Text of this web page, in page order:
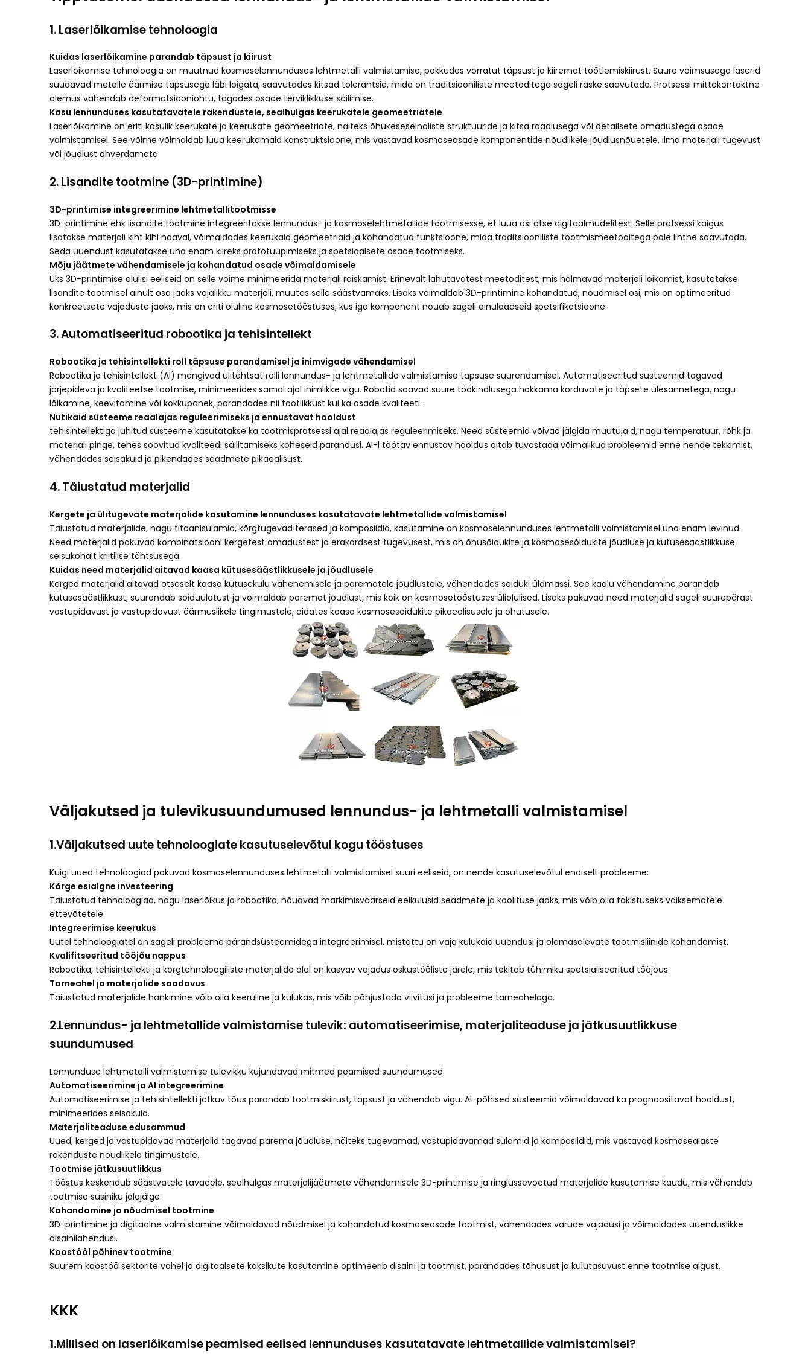
1. Laserlõikamise tehnoloogia
Kuidas laserlõikamine parandab täpsust ja kiirust
Laserlõikamise tehnoloogia on muutnud kosmoselennunduses lehtmetalli valmistamise, pakkudes võrratut täpsust ja kiiremat töötlemiskiirust. Suure võimsusega laserid
suudavad metalle äärmise täpsusega läbi lõigata, saavutades kitsad tolerantsid, mida on traditsiooniliste meetoditega sageli raske saavutada. Protsessi mittekontaktne
olemus vähendab deformatsiooniohtu, tagades osade terviklikkuse säilimise.
Kasu lennunduses kasutatavatele rakendustele, sealhulgas keerukatele geomeetriatele
Laserlõikamine on eriti kasulik keerukate ja keerukate geomeetriate, näiteks õhukeseseinaliste struktuuride ja kitsa raadiusega või detailsete omadustega osade
valmistamisel. See võime võimaldab luua keerukamaid konstruktsioone, mis vastavad kosmoseosade komponentide nõudlikele jõudlusnõuetele, ilma materjali tugevust
või jõudlust ohverdamata.
2. Lisandite tootmine (3D-printimine)
3D-printimise integreerimine lehtmetallitootmisse
3D-printimine ehk lisandite tootmine integreeritakse lennundus- ja kosmoselehtmetallide tootmisesse, et luua osi otse digitaalmudelitest. Selle protsessi käigus
lisatakse materjali kiht kihi haaval, võimaldades keerukaid geomeetriaid ja kohandatud funktsioone, mida traditsiooniliste tootmismeetoditega pole lihtne saavutada.
Seda uuendust kasutatakse üha enam kiireks prototüüpimiseks ja spetsiaalsete osade tootmiseks.
Mõju jäätmete vähendamisele ja kohandatud osade võimaldamisele
Üks 3D-printimise olulisi eeliseid on selle võime minimeerida materjali raiskamist. Erinevalt lahutavatest meetoditest, mis hõlmavad materjali lõikamist, kasutatakse
lisandite tootmisel ainult osa jaoks vajalikku materjali, muutes selle säästvamaks. Lisaks võimaldab 3D-printimine kohandatud, nõudmisel osi, mis on optimeeritud
konkreetsete vajaduste jaoks, mis on eriti oluline kosmosetööstuses, kus iga komponent nõuab sageli ainulaadseid spetsifikatsioone.
3. Automatiseeritud robootika ja tehisintellekt
Robootika ja tehisintellekti roll täpsuse parandamisel ja inimvigade vähendamisel
Robootika ja tehisintellekt (AI) mängivad ülitähtsat rolli lennundus- ja lehtmetallide valmistamise täpsuse suurendamisel. Automatiseeritud süsteemid tagavad
järjepideva ja kvaliteetse tootmise, minimeerides samal ajal inimlikke vigu. Robotid saavad suure töökindlusega hakkama korduvate ja täpsete ülesannetega, nagu
lõikamine, keevitamine või kokkupanek, parandades nii tootlikkust kui ka osade kvaliteeti.
Nutikaid süsteeme reaalajas reguleerimiseks ja ennustavat hooldust
tehisintellektiga juhitud süsteeme kasutatakse ka tootmisprotsessi ajal reaalajas reguleerimiseks. Need süsteemid võivad jälgida muutujaid, nagu temperatuur, rõhk ja
materjali pinge, tehes soovitud kvaliteedi säilitamiseks koheseid parandusi. AI-l töötav ennustav hooldus aitab tuvastada võimalikud probleemid enne nende tekkimist,
vähendades seisakuid ja pikendades seadmete pikaealisust.
4. Täiustatud materjalid
Kergete ja ülitugevate materjalide kasutamine lennunduses kasutatavate lehtmetallide valmistamisel
Täiustatud materjalide, nagu titaanisulamid, kõrgtugevad terased ja komposiidid, kasutamine on kosmoselennunduses lehtmetalli valmistamisel üha enam levinud.
Need materjalid pakuvad kombinatsiooni kergetest omadustest ja erakordsest tugevusest, mis on õhusõidukite ja kosmosesõidukite jõudluse ja kütusesäästlikkuse
seisukohalt kriitilise tähtsusega.
Kuidas need materjalid aitavad kaasa kütusesäästlikkusele ja jõudlusele
Kerged materjalid aitavad otseselt kaasa kütusekulu vähenemisele ja parematele jõudlustele, vähendades sõiduki üldmassi. See kaalu vähendamine parandab
kütusesäästlikkust, suurendab sõiduulatust ja võimaldab paremat jõudlust, mis kõik on kosmosetööstuses üliolulised. Lisaks pakuvad need materjalid sageli suurepärast
vastupidavust ja vastupidavust äärmuslikele tingimustele, aidates kaasa kosmosesõidukite pikaealisusele ja ohutusele.
Väljakutsed ja tulevikusuundumused lennundus- ja lehtmetalli valmistamisel
1.Väljakutsed uute tehnoloogiate kasutuselevõtul kogu tööstuses
Kuigi uued tehnoloogiad pakuvad kosmoselennunduses lehtmetalli valmistamisel suuri eeliseid, on nende kasutuselevõtul endiselt probleeme:
Kõrge esialgne investeering
Täiustatud tehnoloogiad, nagu laserlõikus ja robootika, nõuavad märkimisväärseid eelkulusid seadmete ja koolituse jaoks, mis võib olla takistuseks väiksematele
ettevõtetele.
Integreerimise keerukus
Uutel tehnoloogiatel on sageli probleeme pärandsüsteemidega integreerimisel, mistõttu on vaja kulukaid uuendusi ja olemasolevate tootmisliinide kohandamist.
Kvalifitseeritud tööjõu nappus
Robootika, tehisintellekti ja kõrgtehnoloogiliste materjalide alal on kasvav vajadus oskustööliste järele, mis tekitab tühimiku spetsialiseeritud tööjõus.
Tarneahel ja materjalide saadavus
Täiustatud materjalide hankimine võib olla keeruline ja kulukas, mis võib põhjustada viivitusi ja probleeme tarneahelaga.
2.Lennundus- ja lehtmetallide valmistamise tulevik: automatiseerimise, materjaliteaduse ja jätkusuutlikkuse
suundumused
Lennunduse lehtmetalli valmistamise tulevikku kujundavad mitmed peamised suundumused:
Automatiseerimine ja AI integreerimine
Automatiseerimise ja tehisintellekti jätkuv tõus parandab tootmiskiirust, täpsust ja vähendab vigu. AI-põhised süsteemid võimaldavad ka prognoositavat hooldust,
minimeerides seisakuid.
Materjaliteaduse edusammud
Uued, kerged ja vastupidavad materjalid tagavad parema jõudluse, näiteks tugevamad, vastupidavamad sulamid ja komposiidid, mis vastavad kosmosealaste
rakenduste nõudlikele tingimustele.
Tootmise jätkusuutlikkus
Tööstus keskendub säästvatele tavadele, sealhulgas materjalijäätmete vähendamisele 3D-printimise ja ringlussevõetud materjalide kasutamise kaudu, mis vähendab
tootmise süsiniku jalajälge.
Kohandamine ja nõudmisel tootmine
3D-printimine ja digitaalne valmistamine võimaldavad nõudmisel ja kohandatud kosmoseosade tootmist, vähendades varude vajadusi ja võimaldades uuenduslikke
disainilahendusi.
Koostööl põhinev tootmine
Suurem koostöö sektorite vahel ja digitaalsete kaksikute kasutamine optimeerib disaini ja tootmist, parandades tõhusust ja kulutasuvust enne tootmise algust.
KKK
1.Millised on laserlõikamise peamised eelised lennunduses kasutatavate lehtmetallide valmistamisel?